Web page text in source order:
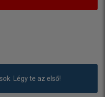
Légy te az első!